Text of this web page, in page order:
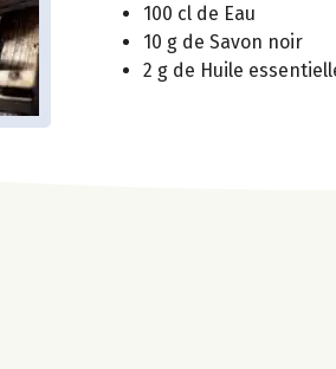
100 cl de Eau
10 g de Savon noir
2 g de Huile